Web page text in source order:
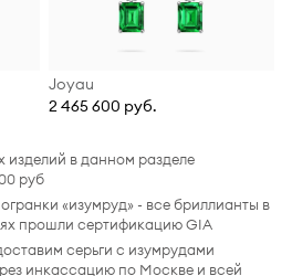
Joyau
2 465 600 руб.
в данном разделе
руб
«изумруд» - все бриллианты в
прошли сертификацию GIA
серьги с изумрудами
инкассацию по Москве и всей